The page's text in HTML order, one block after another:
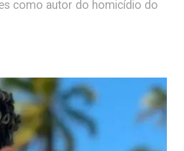
como autor do homicídio do